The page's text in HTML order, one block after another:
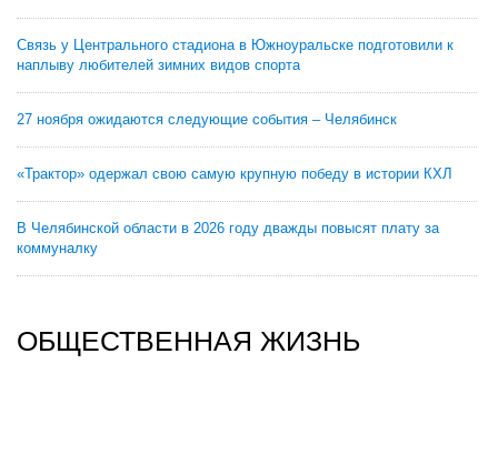
Связь у Центрального стадиона в Южноуральске подготовили к
наплыву любителей зимних видов спорта
27 ноября ожидаются следующие события – Челябинск
«Трактор» одержал свою самую крупную победу в истории КХЛ
В Челябинской области в 2026 году дважды повысят плату за
коммуналку
ОБЩЕСТВЕННАЯ ЖИЗНЬ